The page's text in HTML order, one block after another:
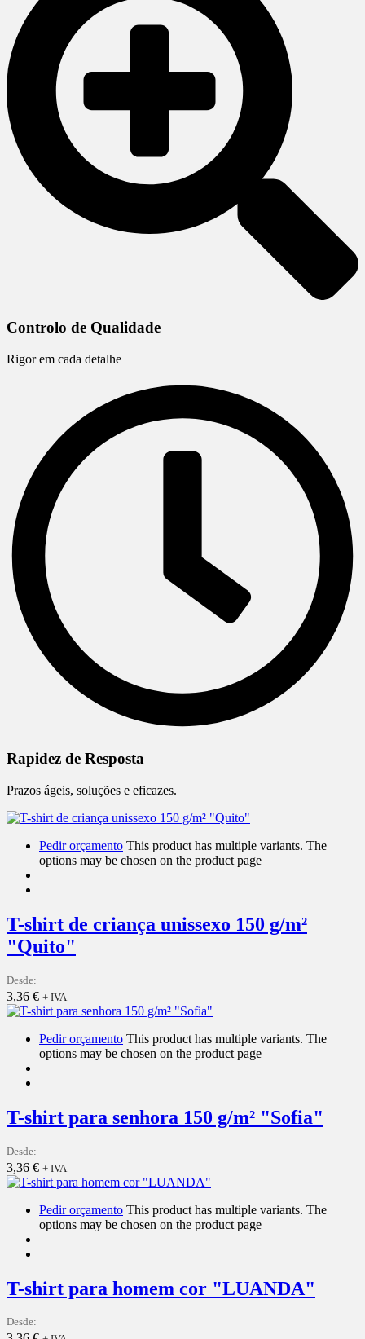
Controlo de Qualidade
Rigor em cada detalhe
Rapidez de Resposta
Prazos ágeis, soluções e eficazes.
Pedir orçamento This product has multiple variants. The
options may be chosen on the product page
T-shirt de criança unissexo 150 g/m²
"Quito"
Desde:
3,36 € + IVA
Pedir orçamento This product has multiple variants. The
options may be chosen on the product page
T-shirt para senhora 150 g/m² "Sofia"
Desde:
3,36 € + IVA
Pedir orçamento This product has multiple variants. The
options may be chosen on the product page
T-shirt para homem cor "LUANDA"
Desde: